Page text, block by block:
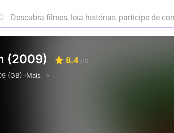
(2009) 8.4 /10
(GB) ·Mais